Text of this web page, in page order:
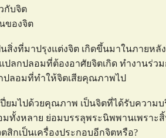
กับจิต
ของจิต
สิ่งที่มาปรุงแต่งจิต เกิดขึ้นมาในภายหลั
ปลกปลอมที่ต้องอาศัยจิตเกิด ทำงานร่
ปลอมที่ทำให้จิตเสียคุณภาพไป
ยมไปด้วยคุณภาพ เป็นจิตที่ได้รับควา
มทั้งหลาย ย่อมบรรลุพระนิพพานเพราะ
กเป็นเครื่องประกอบอีกจิตหรือ?